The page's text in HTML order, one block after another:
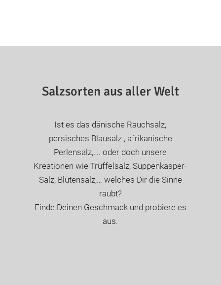
Salzsorten aus aller Welt
Ist es das dänische Rauchsalz,
persisches Blausalz , afrikanische
Perlensalz,…. oder doch unsere
Kreationen wie Trüffelsalz, Suppenkasper-
Salz, Blütensalz,… welches Dir die Sinne
raubt?
Finde Deinen Geschmack und probiere es
aus.